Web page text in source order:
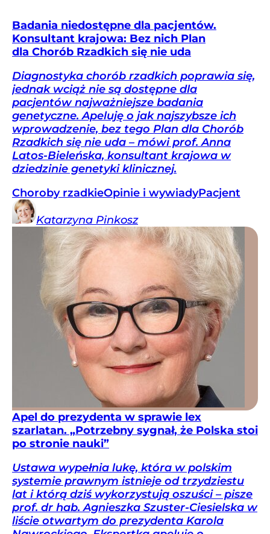
Badania niedostępne dla pacjentów.
Konsultant krajowa: Bez nich Plan
dla Chorób Rzadkich się nie uda
Diagnostyka chorób rzadkich poprawia się,
jednak wciąż nie są dostępne dla
pacjentów najważniejsze badania
genetyczne. Apeluję o jak najszybsze ich
wprowadzenie, bez tego Plan dla Chorób
Rzadkich się nie uda – mówi prof. Anna
Latos-Bieleńska, konsultant krajowa w
dziedzinie genetyki klinicznej.
Choroby rzadkieOpinie i wywiadyPacjent
Katarzyna Pinkosz
Apel do prezydenta w sprawie lex
szarlatan. „Potrzebny sygnał, że Polska stoi
po stronie nauki”
Ustawa wypełnia lukę, która w polskim
systemie prawnym istnieje od trzydziestu
lat i którą dziś wykorzystują oszuści – pisze
prof. dr hab. Agnieszka Szuster-Ciesielska w
liście otwartym do prezydenta Karola